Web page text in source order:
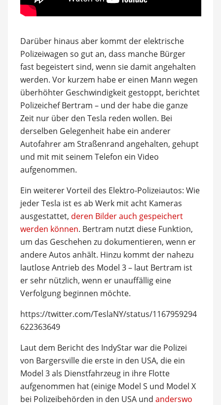
Darüber hinaus aber kommt der elektrische
Polizeiwagen so gut an, dass manche Bürger
fast begeistert sind, wenn sie damit angehalten
werden. Vor kurzem habe er einen Mann wegen
überhöhter Geschwindigkeit gestoppt, berichtet
Polizeichef Bertram – und der habe die ganze
Zeit nur über den Tesla reden wollen. Bei
derselben Gelegenheit habe ein anderer
Autofahrer am Straßenrand angehalten, gehupt
und mit mit seinem Telefon ein Video
aufgenommen.
Ein weiterer Vorteil des Elektro-Polizeiautos: Wie
jeder Tesla ist es ab Werk mit acht Kameras
ausgestattet, deren Bilder auch gespeichert
werden können. Bertram nutzt diese Funktion,
um das Geschehen zu dokumentieren, wenn er
andere Autos anhält. Hinzu kommt der nahezu
lautlose Antrieb des Model 3 – laut Bertram ist
er sehr nützlich, wenn er unauffällig eine
Verfolgung beginnen möchte.
https://twitter.com/TeslaNY/status/1167959294
622363649
Laut dem Bericht des IndyStar war die Polizei
von Bargersville die erste in den USA, die ein
Model 3 als Dienstfahrzeug in ihre Flotte
aufgenommen hat (einige Model S und Model X
bei Polizeibehörden in den USA und anderswo